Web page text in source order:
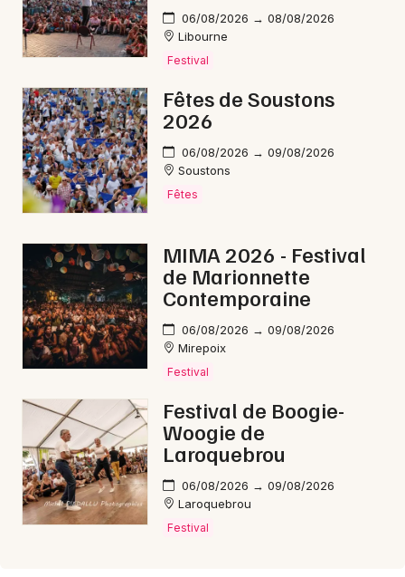
Choisir mes départements
Mon email
Je m'abonne
06/08/2026 → 08/08/2026
Libourne
Festival
Fêtes de Soustons
2026
06/08/2026 → 09/08/2026
Soustons
Fêtes
MIMA 2026 - Festival
de Marionnette
Contemporaine
06/08/2026 → 09/08/2026
Mirepoix
Festival
Festival de Boogie-
Woogie de
Laroquebrou
06/08/2026 → 09/08/2026
Laroquebrou
Festival